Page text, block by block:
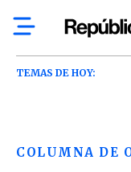
TEMAS DE HOY:
COLUMNA DE